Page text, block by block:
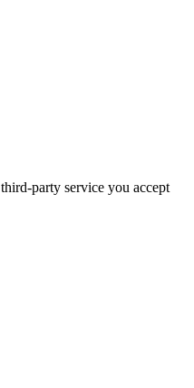
party service you accept